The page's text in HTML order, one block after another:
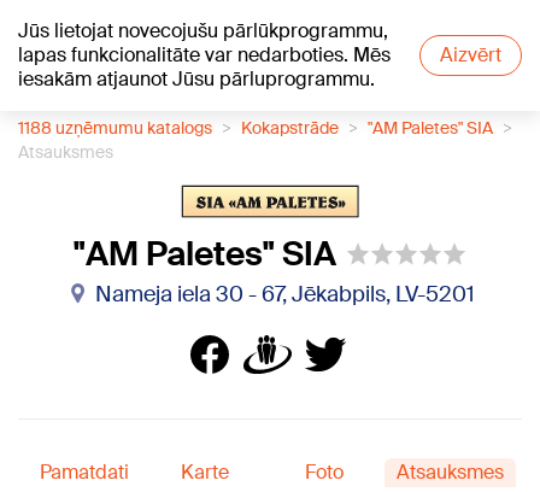
Jūs lietojat novecojušu pārlūkprogrammu,
lapas funkcionalitāte var nedarboties. Mēs
iesakām atjaunot Jūsu pārluprogrammu.
Aizvērt
+20°C
1188 uzņēmumu katalogs Kokapstrāde
"AM Paletes" SIA
Atsauksmes
"AM Paletes" SIA
Nameja iela 30 - 67, Jēkabpils, LV-5201
Pamatdati Karte Foto Atsauksmes